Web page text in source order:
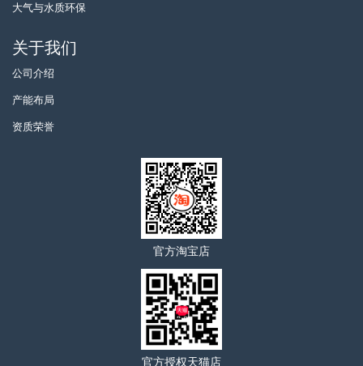
大气与水质环保
关于我们
公司介绍
产能布局
资质荣誉
官方淘宝店
官方授权天猫店